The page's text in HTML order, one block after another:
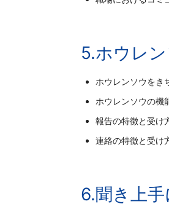
5.ホウレ
ホウレンソウをき
ホウレンソウの機
報告の特徴と受け
連絡の特徴と受け
6.聞き上